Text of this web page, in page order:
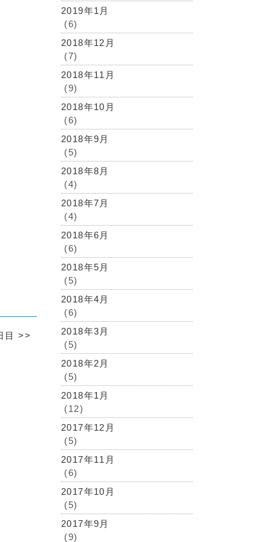
目>>
2019年1月
(6)
2018年12月
(7)
2018年11月
(9)
2018年10月
(6)
2018年9月
(5)
2018年8月
(4)
2018年7月
(4)
2018年6月
(6)
2018年5月
(5)
2018年4月
(6)
2018年3月
(5)
2018年2月
(5)
2018年1月
(12)
2017年12月
(5)
2017年11月
(6)
2017年10月
(5)
2017年9月
(9)